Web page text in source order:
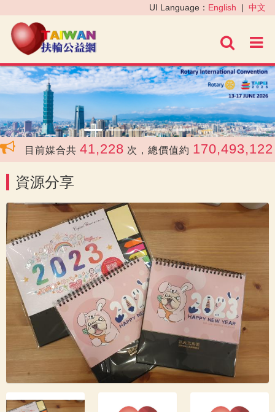
進階
UI Language： English | 中文
‹ ›
目前媒合共 41,228 次，總價值約 170,493,122 元
資源分享